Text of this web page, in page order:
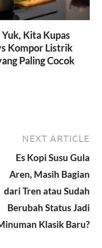
Kita Kupas
Kompor Listrik
Paling Cocok
NEXT ARTICLE
Es Kopi Susu Gula
Aren, Masih Bagian
dari Tren atau Sudah
Berubah Status Jadi
Klasik Baru?